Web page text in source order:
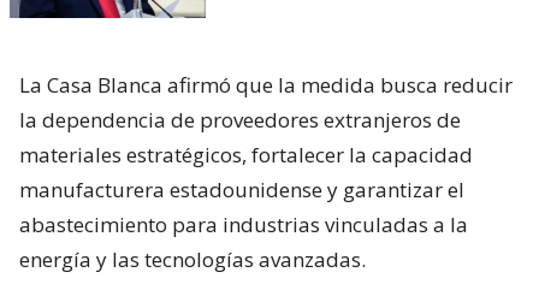
La Casa Blanca afirmó que la medida busca reducir
la dependencia de proveedores extranjeros de
materiales estratégicos, fortalecer la capacidad
manufacturera estadounidense y garantizar el
abastecimiento para industrias vinculadas a la
energía y las tecnologías avanzadas.